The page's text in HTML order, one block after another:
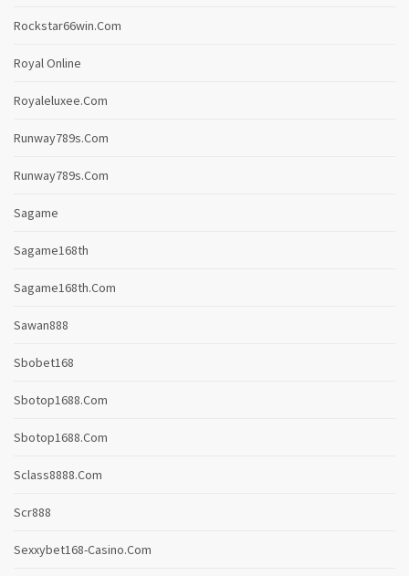
Rockstar66win.com
Royal Online
Royaleluxee.com
Runway789s.com
Runway789s.com
Sagame
Sagame168th
Sagame168th.com
Sawan888
Sbobet168
Sbotop1688.com
Sbotop1688.com
Sclass8888.com
Scr888
Sexxybet168-Casino.com